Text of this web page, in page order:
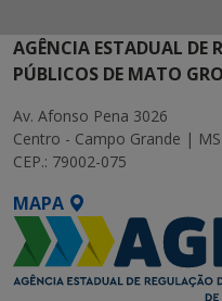
AGÊNCIA ESTADUAL DE
PÚBLICOS DE MATO
Av. Afonso Pena 3026
Centro - Campo Grande | MS
CEP.: 79002-075
MAPA